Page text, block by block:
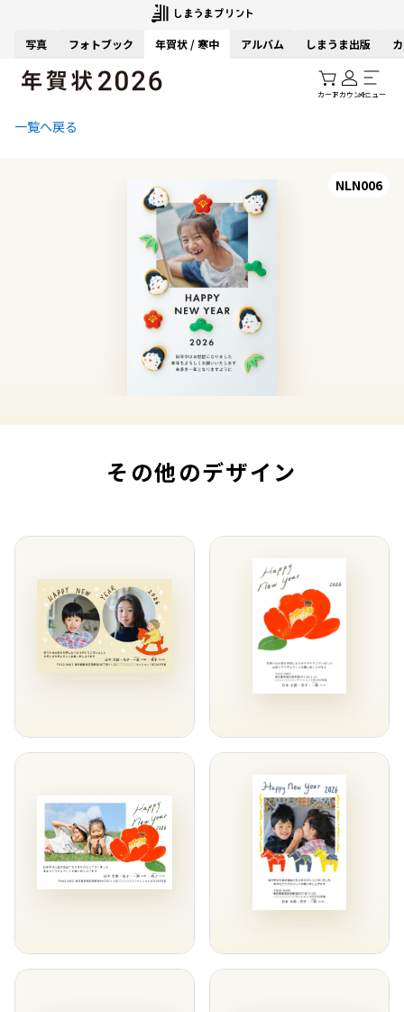
写真 フォトブック 年賀状 / 寒中 アルバム しまうま出版
カートアカウントメニュー
一覧へ戻る
NLN006
その他のデザイン